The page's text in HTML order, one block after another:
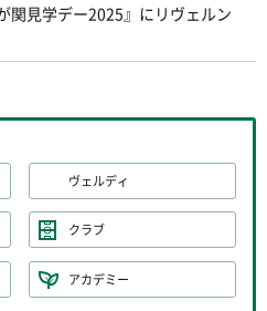
関見学デー2025』にリヴェルン
ヴェルディ
クラブ
アカデミー